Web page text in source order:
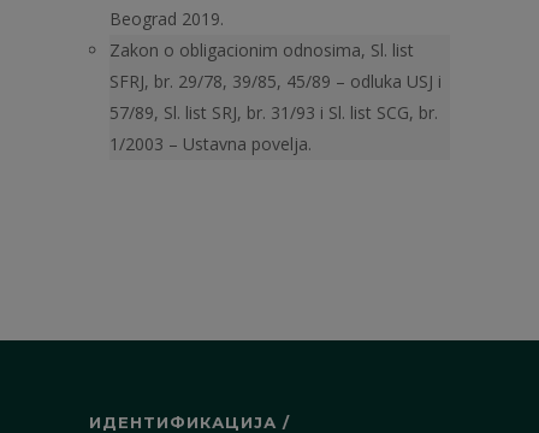
Beograd 2019.
Zakon o obligacionim odnosima, Sl. list
SFRJ, br. 29/78, 39/85, 45/89 – odluka USJ i
57/89, Sl. list SRJ, br. 31/93 i Sl. list SCG, br.
1/2003 – Ustavna povelja.
ИДЕНТИФИКАЦИЈА /